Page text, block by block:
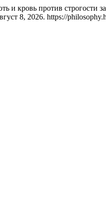
и кровь против строгости
8, 2026. https://